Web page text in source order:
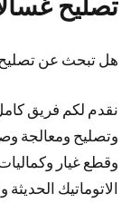
هل تبحث عن
نقدم لكم فريق
وتصليح ومعالجة
وقطع غيار
الاتوماتيك